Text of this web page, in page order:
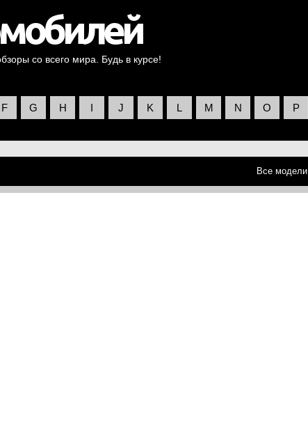
со всего мира. Будь в курсе!
F G H I J K L M N O P
Все модели